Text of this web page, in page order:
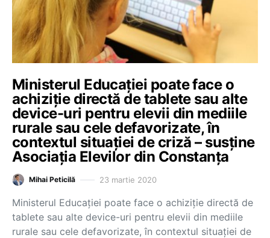
Ministerul Educației poate face o
achiziție directă de tablete sau alte
device-uri pentru elevii din mediile
rurale sau cele defavorizate, în
contextul situației de criză – susține
Asociația Elevilor din Constanța
Mihai Peticilă 23 martie 2020
Ministerul Educației poate face o achiziție directă de
tablete sau alte device-uri pentru elevii din mediile
rurale sau cele defavorizate, în contextul situației de